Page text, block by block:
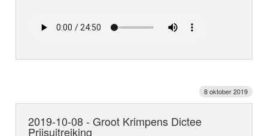
8 oktober 2019
2019-10-08 - Groot Krimpens Dictee
Prijsuitreiking